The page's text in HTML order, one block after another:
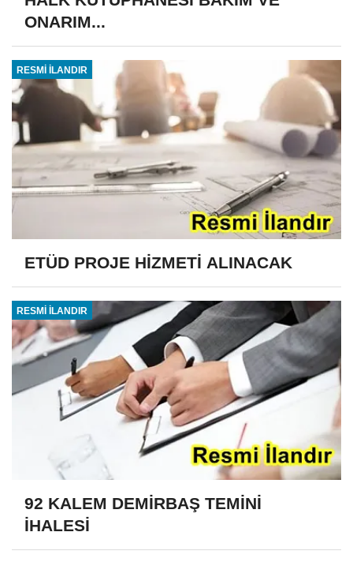
ONARIM...
RESMİ İLANDIR
ETÜD PROJE HİZMETİ ALINACAK
RESMİ İLANDIR
92 KALEM DEMİRBAŞ TEMİNİ
İHALESİ